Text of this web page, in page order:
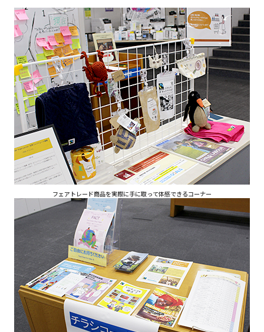
フェアトレード商品を実際に手に取って体感できるコーナー